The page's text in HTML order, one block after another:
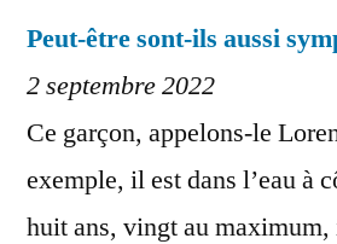
Peut-être sont-ils aussi
2 septembre 2022
Ce garçon, appelons-le
exemple, il est dans l’eau à
huit ans, vingt au